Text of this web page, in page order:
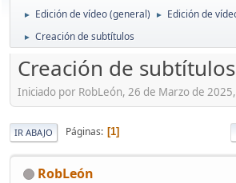
► Edición de vídeo (general) ► Edición de
► Creación de subtítulos
Creación de subtítulos
Iniciado por RobLeón, 26 de Marzo de
IR ABAJO Páginas 1
RobLeón